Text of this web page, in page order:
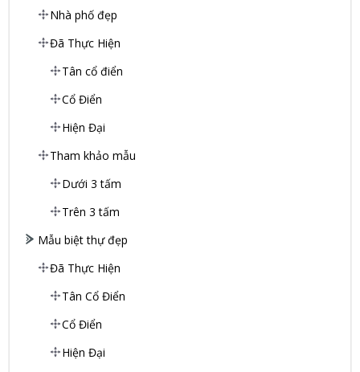
Nhà phố đẹp
Đã Thực Hiện
Tân cổ điển
Cổ Điển
Hiện Đại
Tham khảo mẫu
Dưới 3 tấm
Trên 3 tấm
Mẫu biệt thự đẹp
Đã Thực Hiện
Tân Cổ Điển
Cổ Điển
Hiện Đại